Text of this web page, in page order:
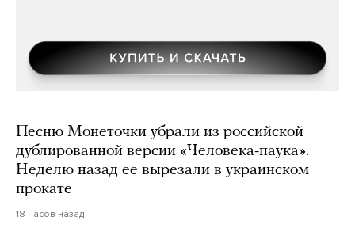
Песню Монеточки убрали из российской
дублированной версии «Человека-паука».
Неделю назад ее вырезали в украинском
прокате
18 часов назад